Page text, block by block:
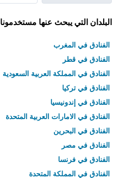
البلدان التي يبحث عنها مستخدمونا
الفنادق في المغرب
الفنادق في قطر
الفنادق في المملكة العربية السعودية
الفنادق في تركيا
الفنادق في إندونيسيا
الفنادق في الامارات العربية المتحدة
الفنادق في البحرين
الفنادق في مصر
الفنادق في فرنسا
الفنادق في المملكة المتحدة